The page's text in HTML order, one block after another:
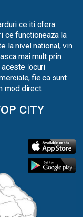
ce iti ofera
ce functioneaza la
la nivel national, vin
mai mult prin
aceste locuri
fie ca sunt
mod direct.
CITY